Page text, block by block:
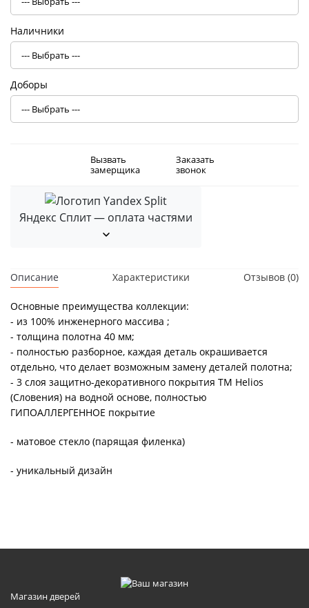
Наличники
Доборы
Вызвать
замерщика
Заказать
звонок
Яндекс Сплит — оплата частями
Описание Характеристики Отзывов (0)
Основные преимущества коллекции:
- из 100% инженерного массива ;
- толщина полотна 40 мм;
- полностью разборное, каждая деталь окрашивается
отдельно, что делает возможным замену деталей полотна;
- 3 слоя защитно-декоративного покрытия ТМ Helios
(Словения) на водной основе, полностью
ГИПОАЛЛЕРГЕННОЕ покрытие
- матовое стекло (парящая филенка)
- уникальный дизайн
Магазин дверей